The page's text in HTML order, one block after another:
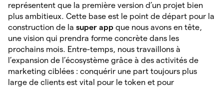
représentent que la première version d’un projet bien
plus ambitieux. Cette base est le point de départ pour la
construction de la super app que nous avons en tête,
une vision qui prendra forme concrète dans les
prochains mois. Entre-temps, nous travaillons à
l’expansion de l’écosystème grâce à des activités de
marketing ciblées : conquérir une part toujours plus
large de clients est vital pour le token et pour